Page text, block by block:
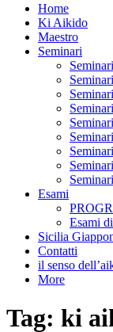
Home
Ki Aikido
Maestro
Seminari
Esami
Esami
Sicilia
Contatti
il senso
More
Tag: ki